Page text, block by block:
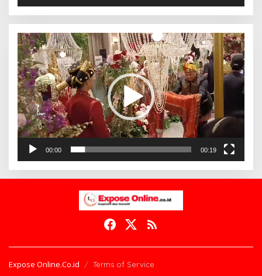
Pemutar
Video
00:00 00:19
Expose Online.Co.id Terms of Service